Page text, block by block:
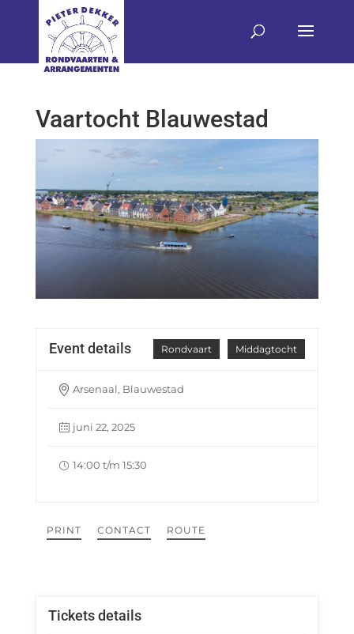
Vaartocht Blauwestad
Middagtocht
Rondvaart
Event details
Arsenaal, Blauwestad
juni 22, 2025
14:00 t/m 15:30
PRINT CONTACT ROUTE
Tickets details